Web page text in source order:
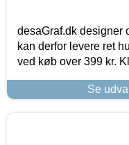
desaGraf.dk designer
kan derfor levere ret
ved køb over 399 kr.
Se